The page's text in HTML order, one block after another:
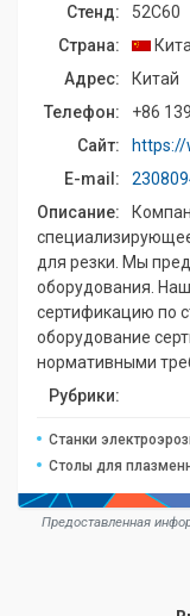
Стенд:
52C60
Страна:
Адрес:
Китай
Телефон:
+86
Сайт:
https://
E-mail:
Описание:
для резки. Мы
оборудования.
сертификацию по
оборудование
нормативными
Рубрики:
Станки
Столы для
Предоставленная